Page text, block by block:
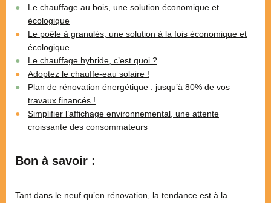
Le chauffage au bois, une solution économique et
écologique
Le poêle à granulés, une solution à la fois économique et
écologique
Le chauffage hybride, c’est quoi ?
Adoptez le chauffe-eau solaire !
Plan de rénovation énergétique : jusqu’à 80% de vos
travaux financés !
Simplifier l’affichage environnemental, une attente
croissante des consommateurs
Bon à savoir :
Tant dans le neuf qu’en rénovation, la tendance est à la